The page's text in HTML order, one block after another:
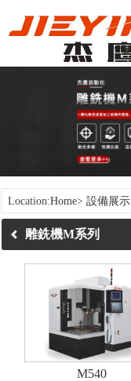
Location:Home> 設備展示
雕銑機M系列
M540